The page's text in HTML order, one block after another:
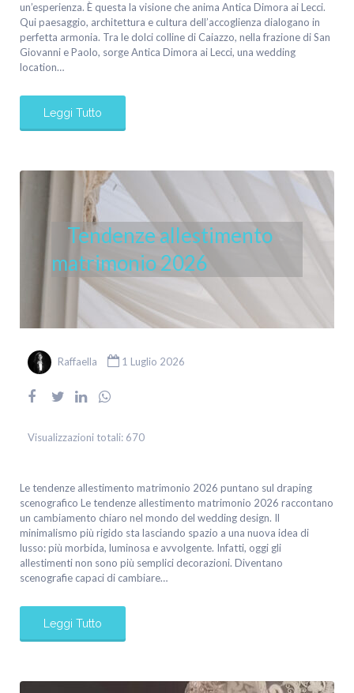
un’esperienza. È questa la visione che anima Antica Dimora ai Lecci.
Qui paesaggio, architettura e cultura dell’accoglienza dialogano in
perfetta armonia. Tra le dolci colline di Caiazzo, nella frazione di San
Giovanni e Paolo, sorge Antica Dimora ai Lecci, una wedding
location…
Leggi Tutto
Tendenze allestimento
matrimonio 2026
Raffaella 1 Luglio 2026
Visualizzazioni totali: 670
Le tendenze allestimento matrimonio 2026 puntano sul draping
scenografico Le tendenze allestimento matrimonio 2026 raccontano
un cambiamento chiaro nel mondo del wedding design. Il
minimalismo più rigido sta lasciando spazio a una nuova idea di
lusso: più morbida, luminosa e avvolgente. Infatti, oggi gli
allestimenti non sono più semplici decorazioni. Diventano
scenografie capaci di cambiare…
Leggi Tutto